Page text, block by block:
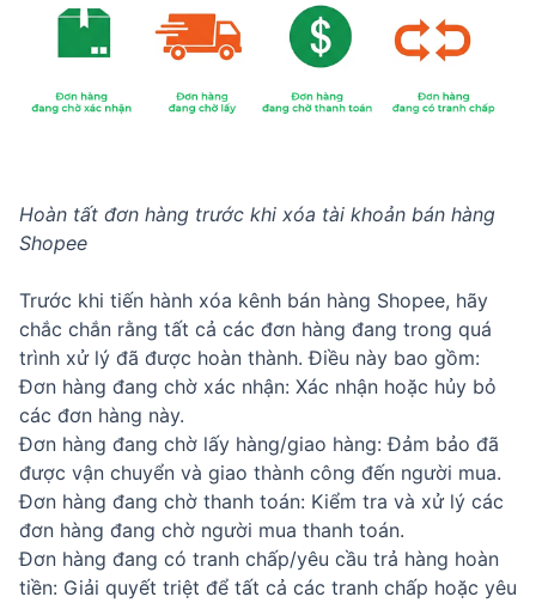
Hoàn tất đơn hàng trước khi xóa tài khoản bán hàng
Shopee
Trước khi tiến hành xóa kênh bán hàng Shopee, hãy
chắc chắn rằng tất cả các đơn hàng đang trong quá
trình xử lý đã được hoàn thành. Điều này bao gồm:
Đơn hàng đang chờ xác nhận: Xác nhận hoặc hủy bỏ
các đơn hàng này.
Đơn hàng đang chờ lấy hàng/giao hàng: Đảm bảo đã
được vận chuyển và giao thành công đến người mua.
Đơn hàng đang chờ thanh toán: Kiểm tra và xử lý các
đơn hàng đang chờ người mua thanh toán.
Đơn hàng đang có tranh chấp/yêu cầu trả hàng hoàn
tiền: Giải quyết triệt để tất cả các tranh chấp hoặc yêu